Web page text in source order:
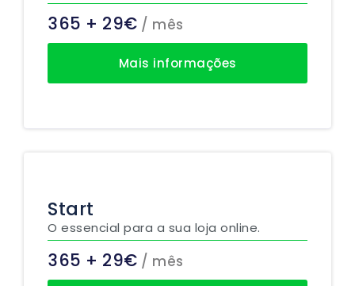
365 + 29€ / mês
Mais informações
Start
O essencial para a sua loja online.
365 + 29€ / mês